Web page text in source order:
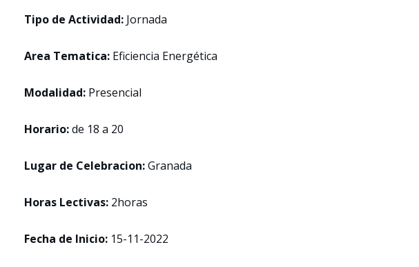
Tipo de Actividad: Jornada
Area Tematica: Eficiencia Energética
Modalidad: Presencial
Horario:de 18 a 20
Lugar de Celebracion:Granada
Horas Lectivas: 2horas
Fecha de Inicio: 15-11-2022